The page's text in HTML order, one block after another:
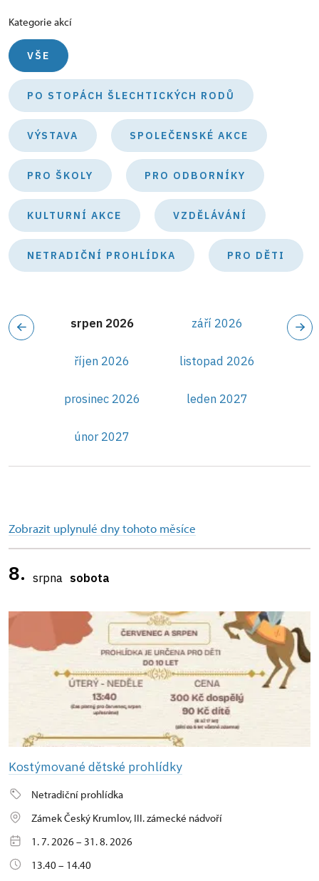
Kategorie akcí
VŠE
PO STOPÁCH ŠLECHTICKÝCH RODŮ
VÝSTAVA SPOLEČENSKÉ AKCE
PRO ŠKOLY PRO ODBORNÍKY
KULTURNÍ AKCE VZDĚLÁVÁNÍ
NETRADIČNÍ PROHLÍDKA PRO DĚTI
srpen 2026 září 2026
říjen 2026 listopad 2026
prosinec 2026 leden 2027
únor 2027
Zobrazit uplynulé dny tohoto měsíce
8. srpna sobota
Kostýmované dětské prohlídky
Netradiční prohlídka
Zámek Český Krumlov, III. zámecké nádvoří
1. 7. 2026 – 31. 8. 2026
13.40 – 14.40